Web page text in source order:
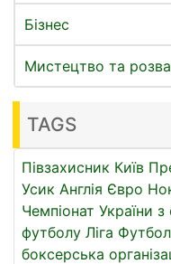
Бізнес
Мистецтво та
TAGS
Півзахисник Київ
Усик Англія Євро
Чемпіонат України
футболу Ліга
боксерська